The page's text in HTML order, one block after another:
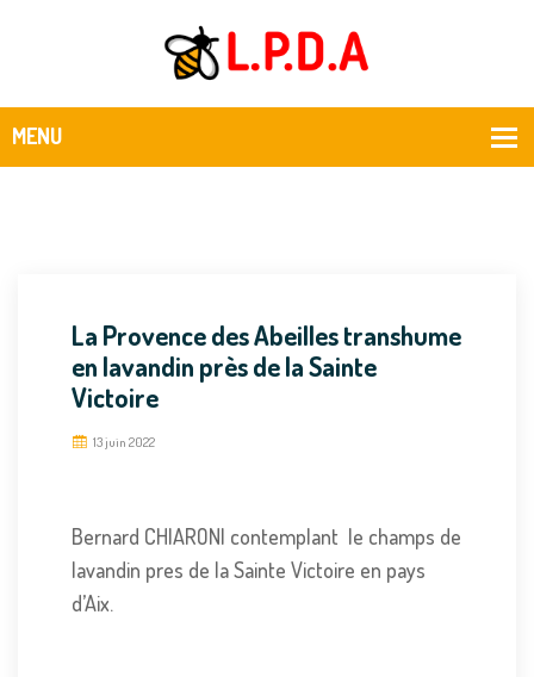
La Provence des Abeilles transhume
en lavandin près de la Sainte
Victoire
13 juin 2022
Bernard CHIARONI contemplant le champs de
lavandin pres de la Sainte Victoire en pays
d’Aix.